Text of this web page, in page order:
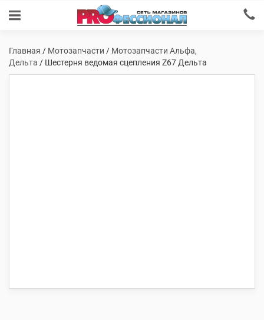
Главная / Мотозапчасти / Мотозапчасти Альфа,
Дельта / Шестерня ведомая сцепления Z67 Дельта